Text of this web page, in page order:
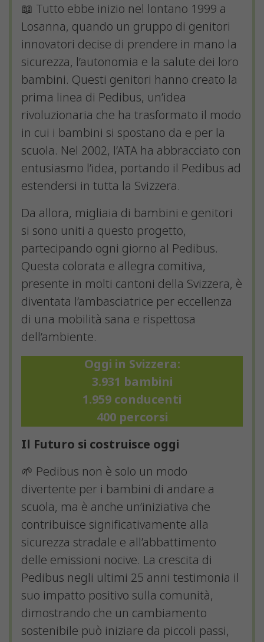
📖 Tutto ebbe inizio nel lontano 1999 a
Losanna, quando un gruppo di genitori
innovatori decise di prendere in mano la
sicurezza, l’autonomia e la salute dei loro
bambini. Questi genitori hanno creato la
prima linea di Pedibus, un’idea
rivoluzionaria che ha trasformato il modo
in cui i bambini si spostano da e per la
scuola. Nel 2002, l’ATA ha abbracciato con
entusiasmo l’idea, portando il Pedibus ad
estendersi in tutta la Svizzera.
Da allora, migliaia di bambini e genitori
si sono uniti a questo progetto,
partecipando ogni giorno al Pedibus.
Questa colorata e allegra comitiva,
presente in molti cantoni della Svizzera, è
diventata l’ambasciatrice per eccellenza
di una mobilità sana e rispettosa
dell’ambiente.
Oggi in Svizzera:
3.931 bambini
1.959 conducenti
400 percorsi
Il Futuro si costruisce oggi
🌱 Pedibus non è solo un modo
divertente per i bambini di andare a
scuola, ma è anche un’iniziativa che
contribuisce significativamente alla
sicurezza stradale e all’abbattimento
delle emissioni nocive. La crescita di
Pedibus negli ultimi 25 anni testimonia il
suo impatto positivo sulla comunità,
dimostrando che un cambiamento
sostenibile può iniziare da piccoli passi,